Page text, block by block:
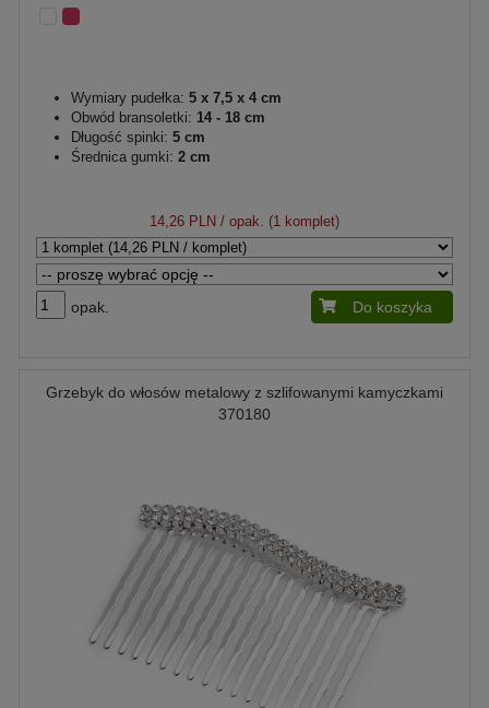
Wymiary pudełka: 5 x 7,5 x 4 cm
Obwód bransoletki: 14 - 18 cm
Długość spinki: 5 cm
Średnica gumki: 2 cm
14,26 PLN / opak. (1 komplet)
opak. Do koszyka
Grzebyk do włosów metalowy z szlifowanymi kamyczkami
370180